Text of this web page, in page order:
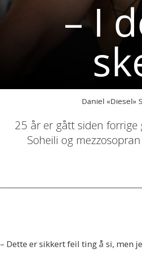
– I
Daniel «Diesel»
25 år er gått siden forrige
Soheili og
– Dette er sikkert feil ting å si, men